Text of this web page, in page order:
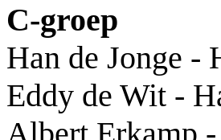
C-groep
Han de Jonge
Eddy de Wit -